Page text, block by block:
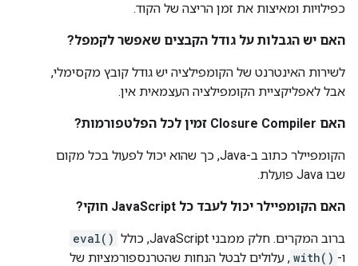
כפילויות ומאיצות את זמן הריצה של הקוד.
האם יש הגבלות על גודל הקבצים שאפשר לקמפל?
לשירות האינטרנט של הקומפילציה יש גודל קובץ מקסימלי,
אבל לאפליקציית הקומפילציה העצמאית אין.
האם Closure Compiler זמין לכל הפלטפורמות?
הקומפיילר כתוב ב-Java, כך שהוא יכול לפעול בכל מקום
שבו Java פועלת.
האם הקומפיילר יכול לעבד כל JavaScript חוקי?
ברוב המקרים. חלק ממבני JavaScript, כולל
eval()
ו- with() , עלולים לבטל הנחות שהטרנספורמציות של